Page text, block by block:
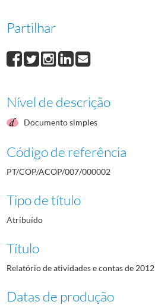
Partilhar
Nível de descrição
Documento simples
Código de referência
PT/COP/ACOP/007/000002
Tipo de título
Atribuído
Título
Relatório de atividades e contas de 2012
Datas de produção